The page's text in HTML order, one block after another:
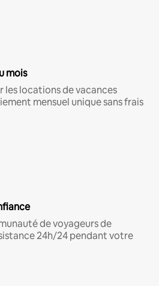
mois
les locations de vacances
mensuel unique sans frais
de voyageurs de
24h/24 pendant votre